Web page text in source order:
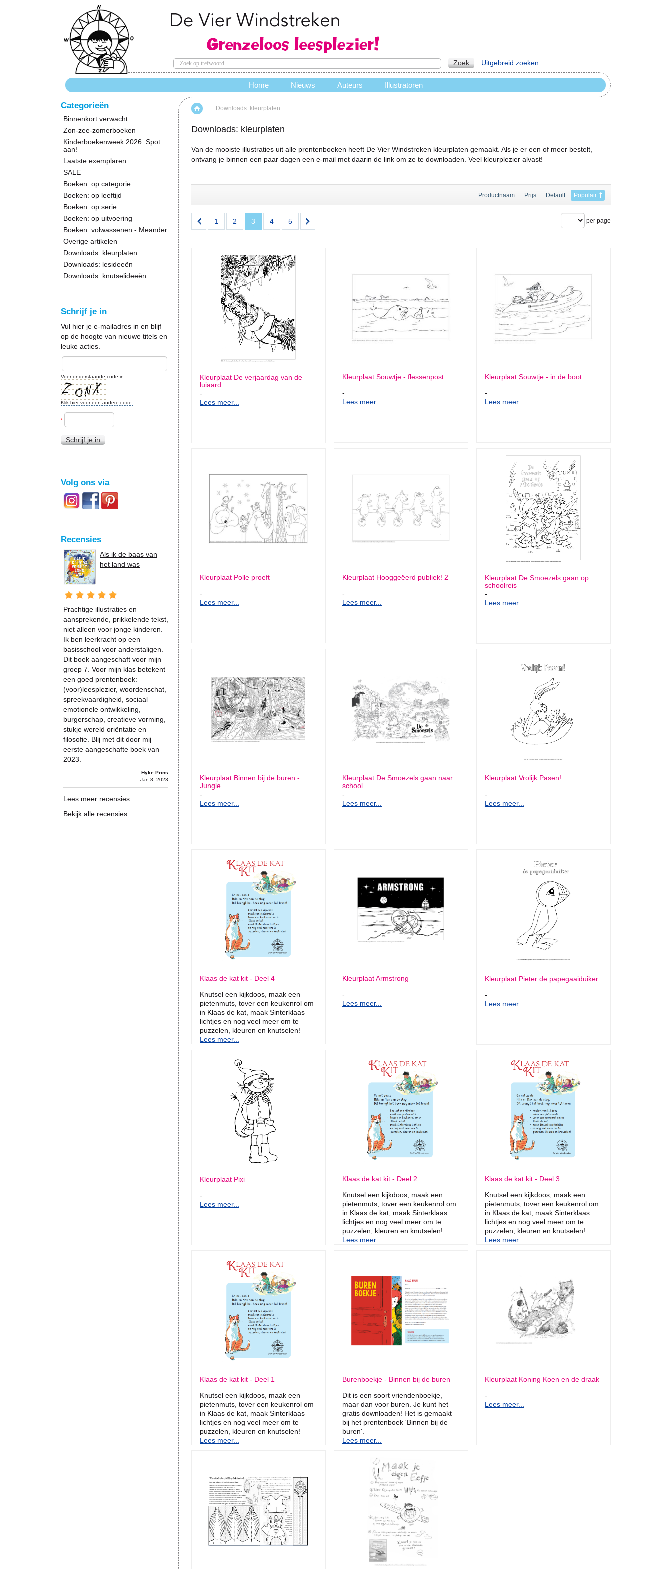
Home
:: Downloads: kleurplaten
Downloads: kleurplaten
Van de mooiste illustraties uit alle prentenboeken heeft De Vier Windstreken kleurplaten gemaakt. Als je er een of meer bestelt,
ontvang je binnen een paar dagen een e-mail met daarin de link om ze te downloaden. Veel kleurplezier alvast!
Productnaam Prijs Default Populair
1 2 3 4 5 per page
Kleurplaat De verjaardag van de
luiaard
-
Lees meer...
Kleurplaat Souwtje - flessenpost
-
Lees meer...
Kleurplaat Souwtje - in de boot
-
Lees meer...
Kleurplaat Polle proeft
-
Lees meer...
Kleurplaat Hooggeëerd publiek! 2
-
Lees meer...
Kleurplaat De Smoezels gaan op
schoolreis
-
Lees meer...
Kleurplaat Binnen bij de buren -
Jungle
-
Lees meer...
Kleurplaat De Smoezels gaan naar
school
-
Lees meer...
Kleurplaat Vrolijk Pasen!
-
Lees meer...
Klaas de kat kit - Deel 4
Knutsel een kijkdoos, maak een
pietenmuts, tover een keukenrol om
in Klaas de kat, maak Sinterklaas
lichtjes en nog veel meer om te
puzzelen, kleuren en knutselen!
Lees meer...
Kleurplaat Armstrong
-
Lees meer...
Kleurplaat Pieter de papegaaiduiker
-
Lees meer...
Kleurplaat Pixi
-
Lees meer...
Klaas de kat kit - Deel 2
Knutsel een kijkdoos, maak een
pietenmuts, tover een keukenrol om
in Klaas de kat, maak Sinterklaas
lichtjes en nog veel meer om te
puzzelen, kleuren en knutselen!
Lees meer...
Klaas de kat kit - Deel 3
Knutsel een kijkdoos, maak een
pietenmuts, tover een keukenrol om
in Klaas de kat, maak Sinterklaas
lichtjes en nog veel meer om te
puzzelen, kleuren en knutselen!
Lees meer...
Klaas de kat kit - Deel 1
Knutsel een kijkdoos, maak een
pietenmuts, tover een keukenrol om
in Klaas de kat, maak Sinterklaas
lichtjes en nog veel meer om te
puzzelen, kleuren en knutselen!
Lees meer...
Burenboekje - Binnen bij de buren
Dit is een soort vriendenboekje,
maar dan voor buren. Je kunt het
gratis downloaden! Het is gemaakt
bij het prentenboek 'Binnen bij de
buren'.
Lees meer...
Kleurplaat Koning Koen en de draak
-
Lees meer...
Categorieën
Binnenkort verwacht
Zon-zee-zomerboeken
Kinderboekenweek 2026: Spot
aan!
Laatste exemplaren
SALE
Boeken: op categorie
Boeken: op leeftijd
Boeken: op serie
Boeken: op uitvoering
Boeken: volwassenen - Meander
Overige artikelen
Downloads: kleurplaten
Downloads: lesideeën
Downloads: knutselideeën
Schrijf je in
Vul hier je e-mailadres in en blijf
op de hoogte van nieuwe titels en
leuke acties.
Voer onderstaande code in :
Klik hier voor een andere code.
*
Schrijf je in
Volg ons via
Recensies
Als ik de baas van
het land was
Prachtige illustraties en
aansprekende, prikkelende tekst,
niet alleen voor jonge kinderen.
Ik ben leerkracht op een
basisschool voor anderstaligen.
Dit boek aangeschaft voor mijn
groep 7. Voor mijn klas betekent
een goed prentenboek:
(voor)leesplezier, woordenschat,
spreekvaardigheid, sociaal
emotionele ontwikkeling,
burgerschap, creatieve vorming,
stukje wereld oriëntatie en
filosofie. Blij met dit door mij
eerste aangeschafte boek van
2023.
Hyke Prins
Jan 8, 2023
Lees meer recensies
Bekijk alle recensies
Zoek Uitgebreid zoeken
Home Nieuws Auteurs Illustratoren